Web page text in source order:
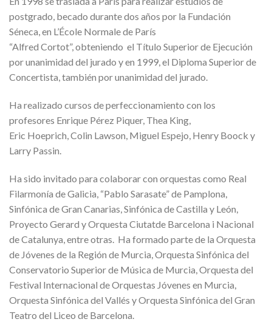
postgrado, becado durante dos años por la Fundación
Séneca, en L’École Normalede París
“Alfred Cortot”, obteniendo el Título Superior de Ejecución
por unanimidad del jurado y en 1999, el Diploma Superior de
Concertista, también por unanimidad del jurado.
Ha realizado cursos de perfeccionamiento con los
profesores Enrique Pérez Piquer, Thea King,
Eric Hoeprich Colin Lawson , Miguel Espejo, Henry Boock y
Larry Passin
Ha sido invitado para colaborar con orquestas como Real
Filarmonía de Galicia, “Pablo Sarasate” de Pamplona,
Sinfónica de Gran Canarias, Sinfónica de Castilla y León,
Proyecto Gerard y Orquesta Ciutatde Barcelona i Nacional
de Catalunya, entre otras. Ha formado parte de la Orquesta
de Jóvenes de la Región de Murcia, Orquesta Sinfónica del
Conservatorio Superior de Música de Murcia, Orquesta del
Festival Internacional de Orquestas Jóvenes en Murcia,
Orquesta Sinfónica del Vallés y Orquesta Sinfónica del Gran
Teatro del Liceo de Barcelona.